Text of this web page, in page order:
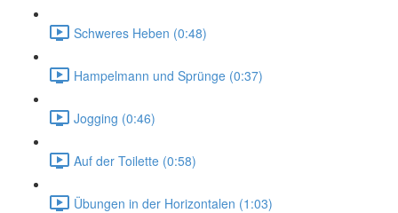
Schweres Heben (0:48)
Hampelmann und Sprünge (0:37)
Jogging (0:46)
Auf der Toilette (0:58)
Übungen in der Horizontalen (1:03)